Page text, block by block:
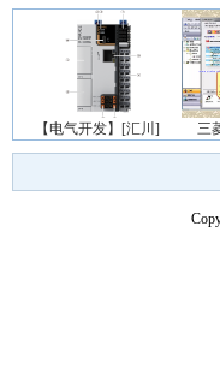
【电气开发】[汇川] 三